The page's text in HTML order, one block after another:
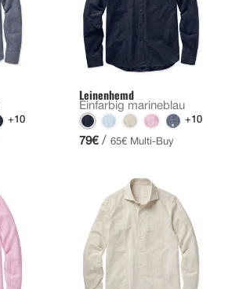
+10
Leinenhemd
Einfarbig marineblau
+10
79€ / 65€ Multi-Buy